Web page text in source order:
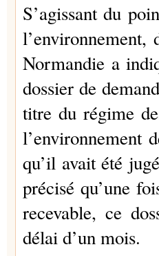
S’agissant du
l’environnement,
Normandie a
dossier de
titre du régime
l’environnement
qu’il avait été
précisé qu’une
recevable, ce
délai d’un mois.